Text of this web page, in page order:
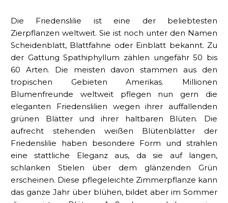
Die Friedenslilie ist eine der beliebtesten
Zierpflanzen weltweit. Sie ist noch unter den Namen
Scheidenblatt, Blattfahne oder Einblatt bekannt. Zu
der Gattung Spathiphyllum zählen ungefähr 50 bis
60 Arten. Die meisten davon stammen aus den
tropischen Gebieten Amerikas. Millionen
Blumenfreunde weltweit pflegen nun gern die
eleganten Friedenslilien wegen ihrer auffallenden
grünen Blätter und ihrer haltbaren Blüten. Die
aufrecht stehenden weißen Blütenblätter der
Friedenslilie haben besondere Form und strahlen
eine stattliche Eleganz aus, da sie auf langen,
schlanken Stielen über dem glänzenden Grün
erscheinen. Diese pflegeleichte Zimmerpflanze kann
das ganze Jahr über blühen, bildet aber im Sommer